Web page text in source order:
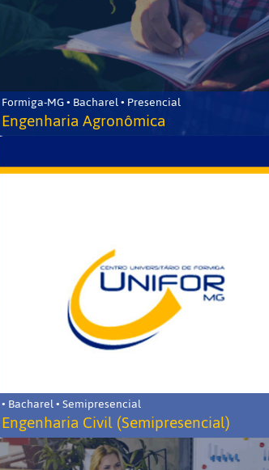
Formiga-MG • Bacharel • Presencial
Engenharia Agronômica
• Bacharel • Semipresencial
Engenharia Civil (Semipresencial)